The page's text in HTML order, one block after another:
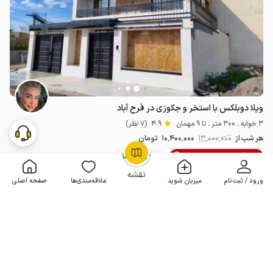
نقشه ورود / ثبت‌نام میزبان شوید علاقه‌مندی‌ها صفحه اصلی
OpenStreetMap
ویلا دوبلکس با استخر و جکوزی در فرح آباد
3 خوابه . 300 متر . تا 9 مهمان 4.9 (7 نظر)
هر شب از 13٬000٬000 10٬400٬000 تومان
20% تخفیف لحظه آخری